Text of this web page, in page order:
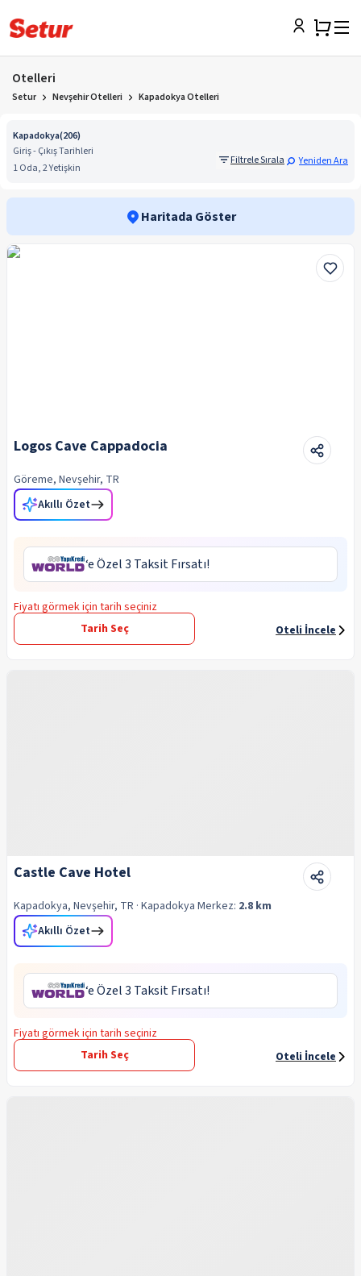
Otelleri
Setur Nevşehir Otelleri Kapadokya Otelleri
Kapadokya(206)
Giriş - Çıkış Tarihleri
1 Oda, 2 Yetişkin
Filtrele Sırala Yeniden Ara
Haritada Göster
Logos Cave Cappadocia
Göreme, Nevşehir, TR
Akıllı Özet
‘e Özel 3 Taksit Fırsatı!
Fiyatı görmek için tarih seçiniz
Tarih Seç
Oteli İncele
Castle Cave Hotel
Kapadokya, Nevşehir, TR · Kapadokya Merkez: 2.8 km
Akıllı Özet
‘e Özel 3 Taksit Fırsatı!
Fiyatı görmek için tarih seçiniz
Tarih Seç
Oteli İncele